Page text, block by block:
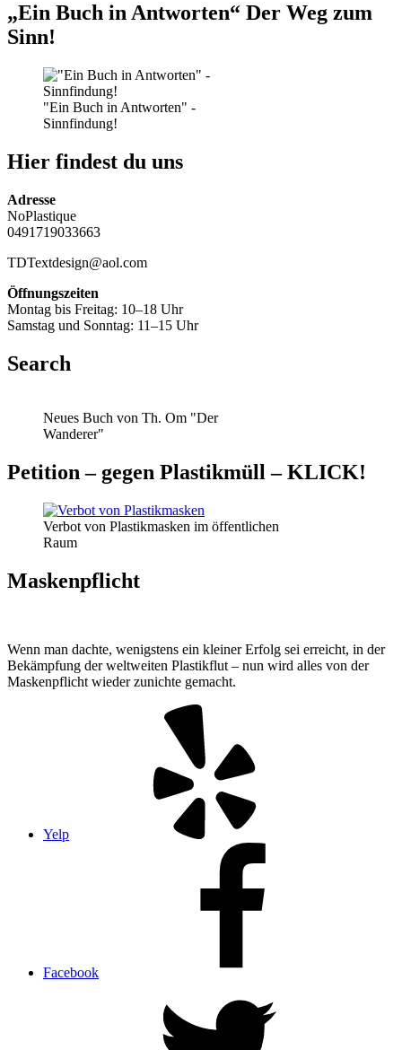
„Ein Buch in Antworten“ Der Weg zum
Sinn!
"Ein Buch in Antworten" -
Sinnfindung!
Hier findest du uns
Adresse
NoPlastique
0491719033663
TDTextdesign@aol.com
Öffnungszeiten
Montag bis Freitag: 10–18 Uhr
Samstag und Sonntag: 11–15 Uhr
Search
Neues Buch von Th. Om "Der
Wanderer"
Petition – gegen Plastikmüll – KLICK!
Verbot von Plastikmasken im öffentlichen
Raum
Maskenpflicht
Wenn man dachte, wenigstens ein kleiner Erfolg sei erreicht, in der
Bekämpfung der weltweiten Plastikflut – nun wird alles von der
Maskenpflicht wieder zunichte gemacht.
Yelp
Facebook